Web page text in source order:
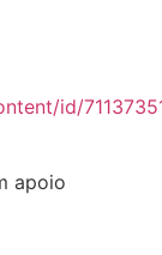
id/
apoio